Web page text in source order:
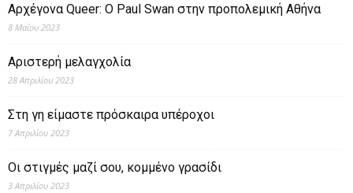
Αρχέγονα Queer: O Paul Swan στην προπολεμική Αθήνα
8 Μαΐου 2023
Αριστερή μελαγχολία
28 Απριλίου 2023
Στη γη είμαστε πρόσκαιρα υπέροχοι
7 Απριλίου 2023
Οι στιγμές μαζί σου, κομμένο γρασίδι
3 Απριλίου 2023